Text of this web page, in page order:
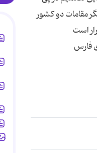
مقامات دو کشور
است
فارس